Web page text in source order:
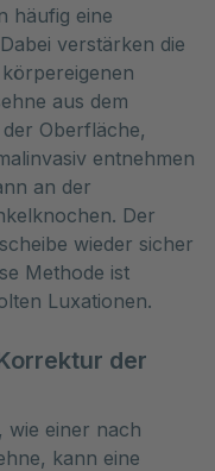
häufig eine
verstärken die
aus dem
Oberfläche,
entnehmen
an der
Der
wieder sicher
Methode ist
Luxationen.
der
wie einer nach
kann eine